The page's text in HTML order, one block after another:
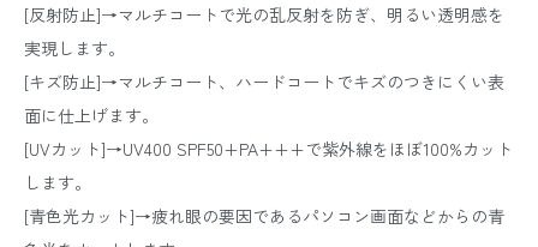
[反射防止]→マルチコートで光の乱反射を防ぎ、明るい透明感を
実現します。
[キズ防止]→マルチコート、ハードコートでキズのつきにくい表
面に仕上げます。
[UVカット]→UV400 SPF50+PA+++で紫外線をほぼ100%カット
します。
[青色光カット]→疲れ眼の要因であるパソコン画面などからの青